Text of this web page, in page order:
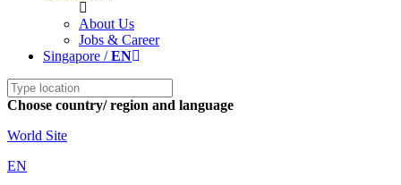
About Us
Jobs & Career
Singapore /EN
Choose country/ region and language
World Site
EN